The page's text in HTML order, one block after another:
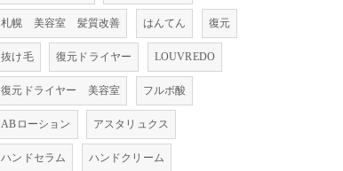
札幌 美容室 髪質改善 はんてん 復元
抜け毛 復元ドライヤー LOUVREDO
復元ドライヤー 美容室 フルボ酸
ABローション アスタリュクス
ハンドセラム ハンドクリーム